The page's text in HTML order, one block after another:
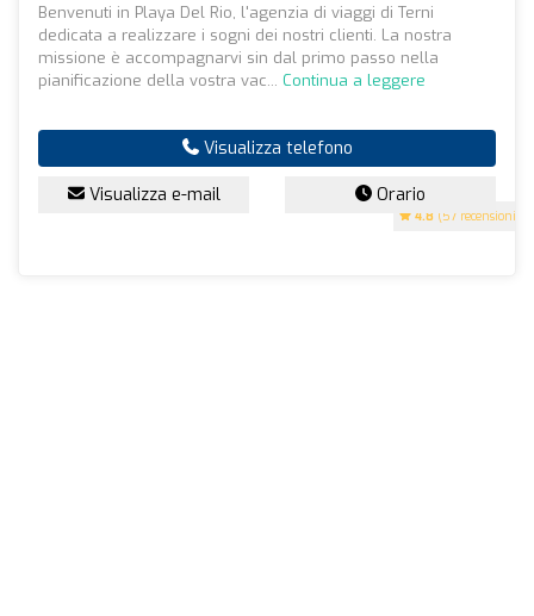
4.8 (57 recensioni)
Benvenuti in Playa Del Rio, l'agenzia di viaggi di Terni
dedicata a realizzare i sogni dei nostri clienti. La nostra
missione è accompagnarvi sin dal primo passo nella
pianificazione della vostra vac... Continua a leggere
Visualizza telefono
Visualizza e-mail Orario